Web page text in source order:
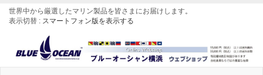
世界中から厳選したマリン製品を皆さまにお届けします。
表示切替 : スマートフォン版を表示する